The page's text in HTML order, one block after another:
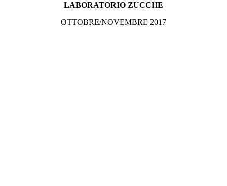
LABORATORIO ZUCCHE
OTTOBRE/NOVEMBRE 2017